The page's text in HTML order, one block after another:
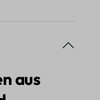
aus